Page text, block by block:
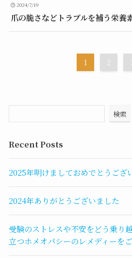
2024/7/19
爪の脆さなどトラブルを補う栄養
1 2
検索
Recent Posts
2025年明けましておめでとうござ
2024年ありがとうございました
受験のストレスや不安をどう乗り
立つホメオパシーのレメディーを